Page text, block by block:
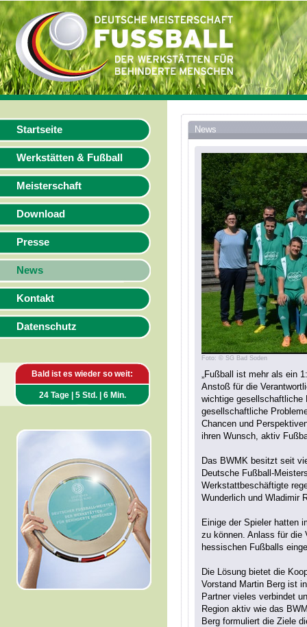
Startseite
Werkstätten & Fußball
Meisterschaft
Download
Presse
News
Kontakt
Datenschutz
Bald ist es wieder so weit:
24 Tage | 5 Std. | 6 Min.
News
Foto: © SG Bad Soden
„Fußball ist mehr als ein
Anstoß für die
wichtige gesellschaftliche
gesellschaftliche
Chancen und
ihren Wunsch, aktiv
Das BWMK besitzt seit
Deutsche Fußball-
Werkstattbeschäftigte
Wunderlich und Wladimir
Einige der Spieler hatten
zu können. Anlass für die
hessischen Fußballs
Die Lösung bietet die
Vorstand Martin Berg ist
Partner vieles verbindet
Region aktiv wie das
Berg formuliert die Ziele